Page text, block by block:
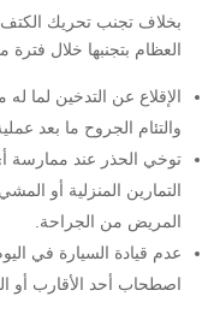
بخلاف تجنب تحريك
العظام بتجنبها خلال فترة
الإقلاع عن التدخين لما
والتئام الجروح ما بعد
توخي الحذر عند ممارسة
التمارين المنزلية أو
المريض من الجراحة.
عدم قيادة السيارة في
اصطحاب أحد الأقارب أو